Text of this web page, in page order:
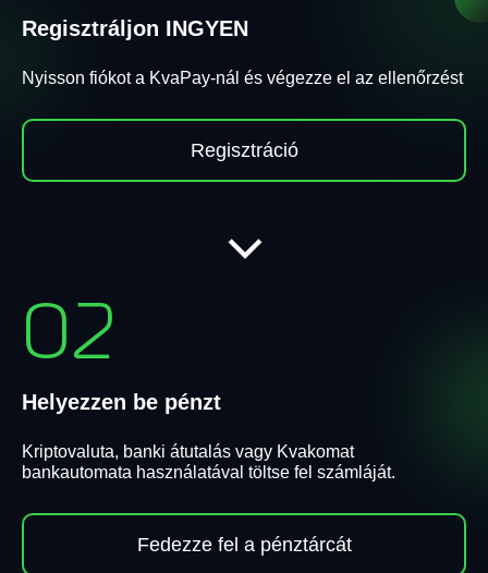
Regisztráljon INGYEN
Nyisson fiókot a KvaPay-nál és végezze el az ellenőrzést
Regisztráció
02
Helyezzen be pénzt
Kriptovaluta, banki átutalás vagy Kvakomat
bankautomata használatával töltse fel számláját.
Fedezze fel a pénztárcát